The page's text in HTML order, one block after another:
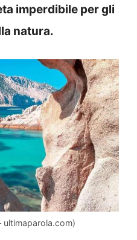
imperdibile per gli
natura.
ultimaparola.com)